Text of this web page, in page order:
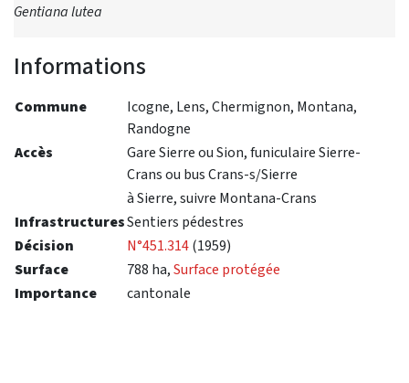
Gentiana lutea
Informations
Commune
Icogne, Lens, Chermignon, Montana,
Randogne
Accès
Gare Sierre ou Sion, funiculaire Sierre-
Crans ou bus Crans-s/Sierre
à Sierre, suivre Montana-Crans
InfrastructuresSentiers pédestres
Décision
N°451.314(1959)
Surface
788 ha,Surface protégée
Importance
cantonale